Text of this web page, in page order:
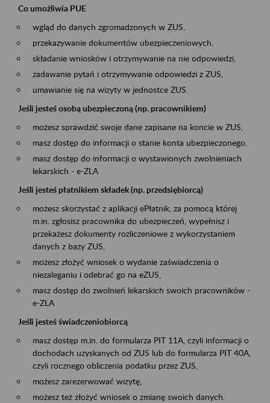
Co umożliwia PUE
wgląd do danych zgromadzonych w ZUS,
przekazywanie dokumentów ubezpieczeniowych,
składanie wniosków i otrzymywanie na nie odpowiedzi,
zadawanie pytań i otrzymywanie odpowiedzi z ZUS,
umawianie się na wizyty w jednostce ZUS.
Jeśli jesteś osobą ubezpieczoną (np. pracownikiem)
możesz sprawdzić swoje dane zapisane na koncie w ZUS,
masz dostęp do informacji o stanie konta ubezpieczonego,
masz dostęp do informacji o wystawionych zwolnieniach
lekarskich - e-ZLA
Jeśli jesteś płatnikiem składek (np. przedsiębiorcą)
możesz skorzystać z aplikacji ePłatnik, za pomocą której
m.in. zgłosisz pracownika do ubezpieczeń, wypełnisz i
przekażesz dokumenty rozliczeniowe z wykorzystaniem
danych z bazy ZUS,
możesz złożyć wniosek o wydanie zaświadczenia o
niezaleganiu i odebrać go na eZUS,
masz dostęp do zwolnień lekarskich swoich pracowników -
e-ZLA
Jeśli jesteś świadczeniobiorcą
masz dostęp m.in. do formularza PIT 11A, czyli informacji o
dochodach uzyskanych od ZUS lub do formularza PIT 40A,
czyli rocznego obliczenia podatku przez ZUS,
możesz zarezerwować wizytę,
możesz też złożyć wniosek o zmianę swoich danych.